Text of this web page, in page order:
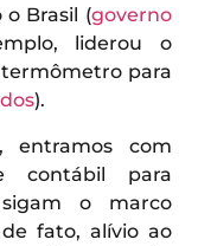
Brasil (governo
liderou o
termômetro para
).
entramos com
contábil para
o marco
fato, alívio ao